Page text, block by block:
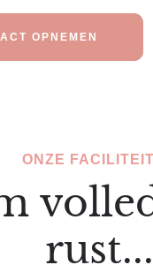
OPNEMEN
ONZE
rust...